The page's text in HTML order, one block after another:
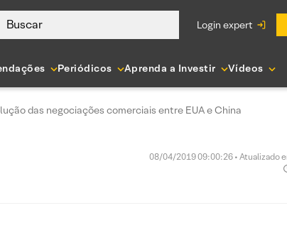
Buscar login expert
Periódicos Aprenda a Investir Vídeos
das negociações comerciais entre EUA e China
08/04/2019 09:00:26 • Atualizado